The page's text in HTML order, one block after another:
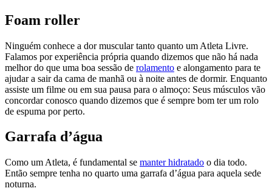
Foam roller
Ninguém conhece a dor muscular tanto quanto um Atleta Livre.
Falamos por experiência própria quando dizemos que não há nada
melhor do que uma boa sessão de rolamento e alongamento para te
ajudar a sair da cama de manhã ou à noite antes de dormir. Enquanto
assiste um filme ou em sua pausa para o almoço: Seus músculos vão
concordar conosco quando dizemos que é sempre bom ter um rolo
de espuma por perto.
Garrafa d’água
Como um Atleta, é fundamental se manter hidratado o dia todo.
Então sempre tenha no quarto uma garrafa d’água para aquela sede
noturna.